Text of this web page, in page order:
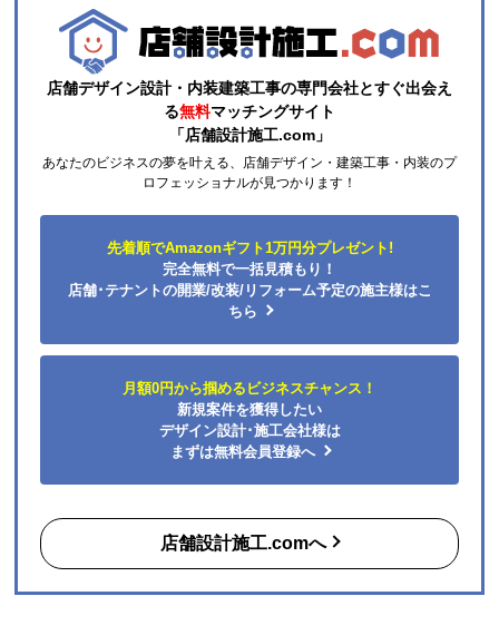
店舗デザイン設計・内装建築工事の専門会社とすぐ出会え
る無料マッチングサイト
「店舗設計施工.com」
あなたのビジネスの夢を叶える、店舗デザイン・建築工事・内装のプ
ロフェッショナルが見つかります！
先着順でAmazonギフト1万円分プレゼント!
完全無料で一括見積もり！
店舗･テナントの開業/改装/リフォーム予定の施主様はこ
ちら
月額0円から掴めるビジネスチャンス！
新規案件を獲得したい
デザイン設計･施工会社様は
まずは無料会員登録へ
店舗設計施工.comへ